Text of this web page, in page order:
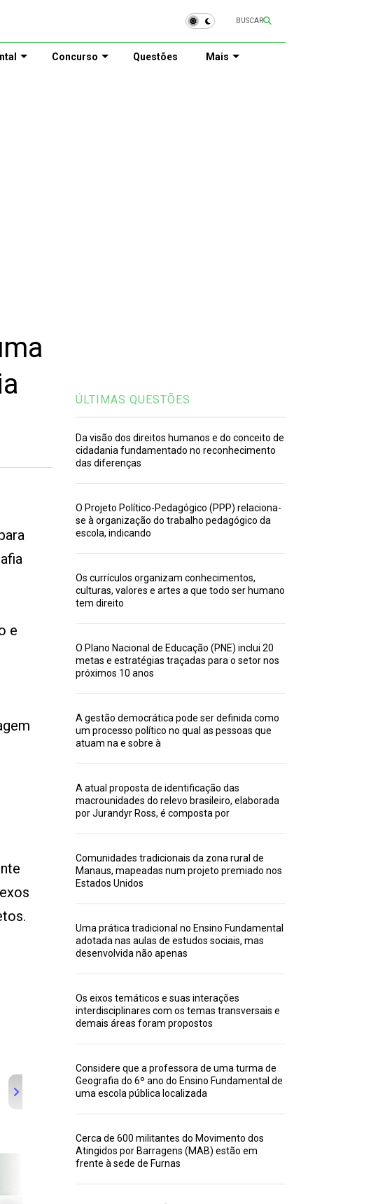
BUSCAR
Concurso Questões Mais
e
ÚLTIMAS QUESTÕES
Da visão dos direitos humanos e do conceito de
cidadania fundamentado no reconhecimento
das diferenças
O Projeto Político-Pedagógico (PPP) relaciona-
se à organização do trabalho pedagógico da
escola, indicando
Os currículos organizam conhecimentos,
culturas, valores e artes a que todo ser humano
tem direito
O Plano Nacional de Educação (PNE) inclui 20
metas e estratégias traçadas para o setor nos
próximos 10 anos
A gestão democrática pode ser definida como
um processo político no qual as pessoas que
atuam na e sobre à
A atual proposta de identificação das
macrounidades do relevo brasileiro, elaborada
por Jurandyr Ross, é composta por
Comunidades tradicionais da zona rural de
Manaus, mapeadas num projeto premiado nos
Estados Unidos
Uma prática tradicional no Ensino Fundamental
adotada nas aulas de estudos sociais, mas
desenvolvida não apenas
Os eixos temáticos e suas interações
interdisciplinares com os temas transversais e
demais áreas foram propostos
Considere que a professora de uma turma de
Geografia do 6º ano do Ensino Fundamental de
uma escola pública localizada
Cerca de 600 militantes do Movimento dos
Atingidos por Barragens (MAB) estão em
frente à sede de Furnas